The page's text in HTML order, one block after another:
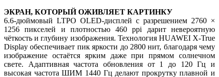
ЭКРАН, КОТОРЫЙ ОЖИВЛЯЕТ КАРТИНКУ
6.6-дюймовый LTPO OLED-дисплей с разрешением 2760 ×
1256 пикселей и плотностью 460 ppi дарит невероятную
чёткость и глубину изображения. Технология HUAWEI X-True
Display обеспечивает пик яркости до 2800 нит, благодаря чему
изображение остаётся ярким даже при прямом солнечном
свете. Адаптивная частота обновления от 1 до 120 Гц и
высокая частота ШИМ 1440 Гц делают прокрутку плавной и